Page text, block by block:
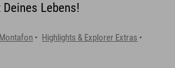
Lebens!
Highlights & Explorer Extras